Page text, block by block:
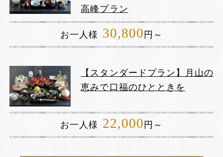
高峰プラン
お一人様 30,800 円～
【スタンダードプラン】月山の
恵みで口福のひとときを
お一人様 22,000 円～